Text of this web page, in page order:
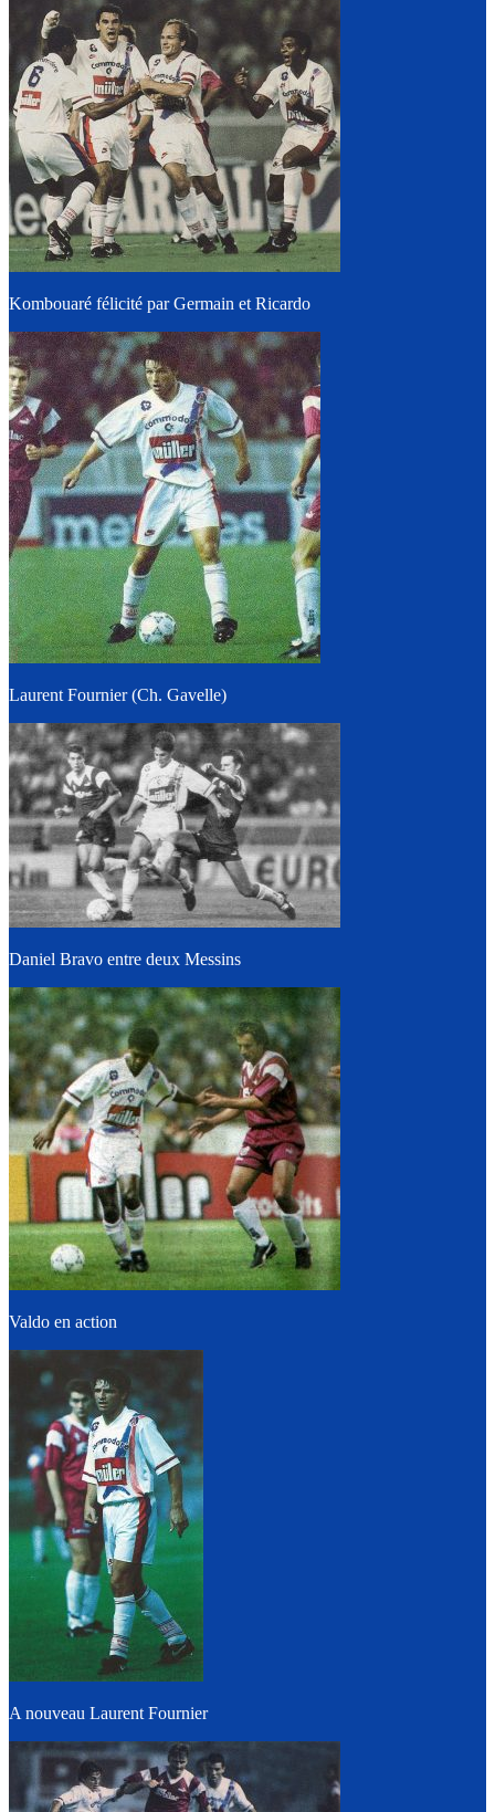
Kombouaré félicité par Germain et Ricardo
Laurent Fournier (Ch. Gavelle)
Daniel Bravo entre deux Messins
Valdo en action
A nouveau Laurent Fournier